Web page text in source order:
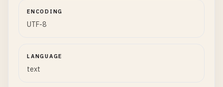
ENCODING
UTF-8
LANGUAGE
text